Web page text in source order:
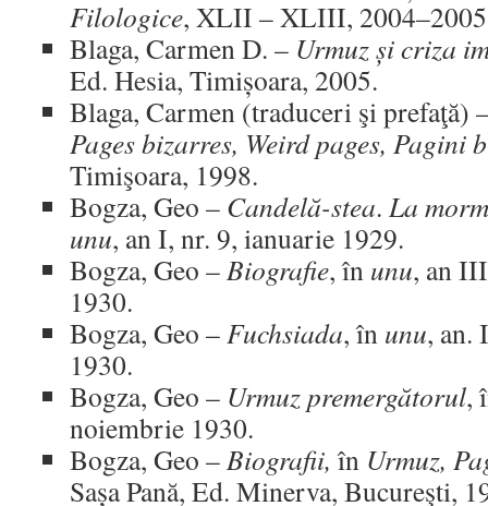
Filologice, XLII – XLIII,
Blaga, Carmen D. – Urmuz și criza
Ed. Hesia, Timișoara, 2005.
Blaga, Carmen (traduceri şi prefaţă)
Pages bizarres, Weird pages, Pagini
Timişoara, 1998.
Bogza, Geo – Candelă-stea. La
unu, an I, nr. 9, ianuarie 1929.
Bogza, Geo –Biografie, în unu, an
1930.
Bogza, Geo –Fuchsiada, în unu, an.
1930.
Bogza, Geo – Urmuz premergătorul,
noiembrie 1930.
Bogza, Geo –Biografii, în Urmuz,
Sașa Pană, Ed. Minerva, Bucureşti,